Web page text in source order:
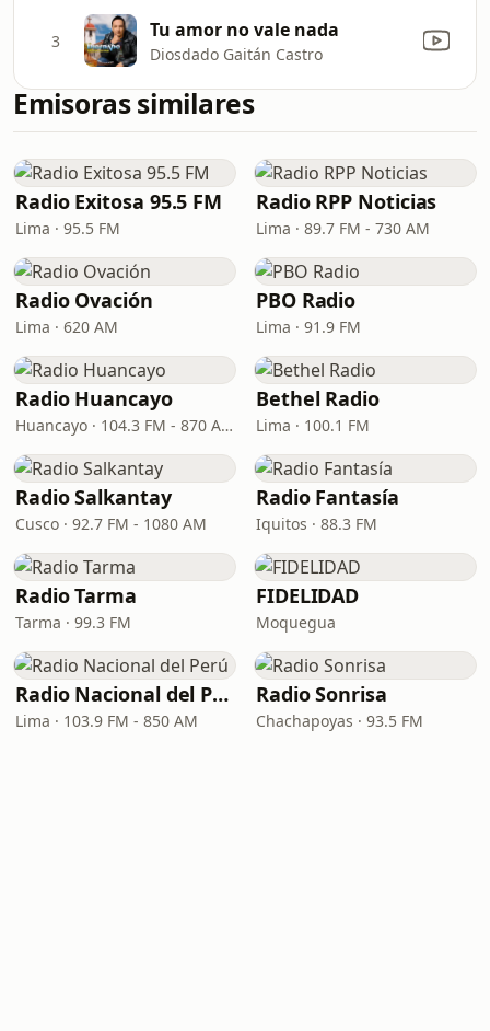
3 Tu amor no vale nada
Diosdado Gaitán Castro
Emisoras similares
Radio Exitosa 95.5 FM
Lima · 95.5 FM
Radio RPP Noticias
Lima · 89.7 FM - 730 AM
Radio Ovación
Lima · 620 AM
PBO Radio
Lima · 91.9 FM
Radio Huancayo
Huancayo · 104.3 FM - 870 AM
Bethel Radio
Lima · 100.1 FM
Radio Salkantay
Cusco · 92.7 FM - 1080 AM
Radio Fantasía
Iquitos · 88.3 FM
Radio Tarma
Tarma · 99.3 FM
FIDELIDAD
Moquegua
Radio Nacional del Perú
Lima · 103.9 FM - 850 AM
Radio Sonrisa
Chachapoyas · 93.5 FM